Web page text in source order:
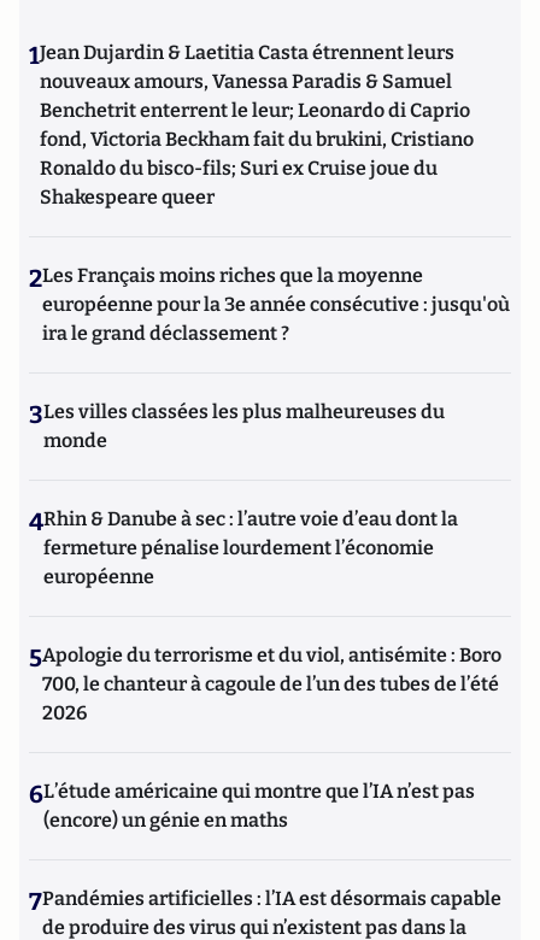
1Jean Dujardin & Laetitia Casta étrennent leurs
nouveaux amours, Vanessa Paradis & Samuel
Benchetrit enterrent le leur; Leonardo di Caprio
fond, Victoria Beckham fait du brukini, Cristiano
Ronaldo du bisco-fils; Suri ex Cruise joue du
Shakespeare queer
2Les Français moins riches que la moyenne
européenne pour la 3e année consécutive : jusqu'où
ira le grand déclassement ?
3Les villes classées les plus malheureuses du
monde
4Rhin & Danube à sec : l’autre voie d’eau dont la
fermeture pénalise lourdement l’économie
européenne
5Apologie du terrorisme et du viol, antisémite : Boro
700, le chanteur à cagoule de l’un des tubes de l’été
2026
6L’étude américaine qui montre que l’IA n’est pas
(encore) un génie en maths
7Pandémies artificielles : l’IA est désormais capable
de produire des virus qui n’existent pas dans la